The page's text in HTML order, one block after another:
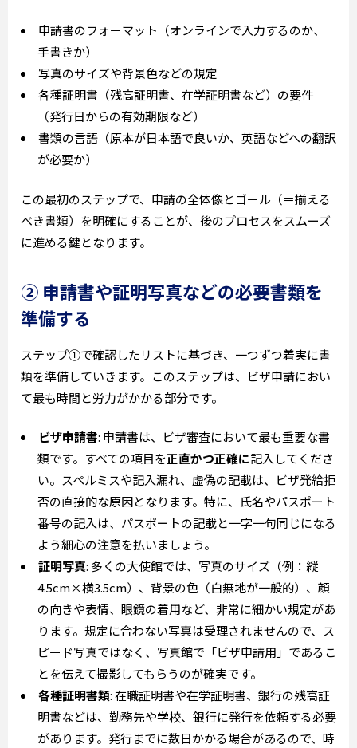
申請書のフォーマット（オンラインで入力するのか、
手書きか）
写真のサイズや背景色などの規定
各種証明書（残高証明書、在学証明書など）の要件
（発行日からの有効期限など）
書類の言語（原本が日本語で良いか、英語などへの翻訳
が必要か）
この最初のステップで、申請の全体像とゴール（＝揃える
べき書類）を明確にすることが、後のプロセスをスムーズ
に進める鍵となります。
② 申請書や証明写真などの必要書類を
準備する
ステップ①で確認したリストに基づき、一つずつ着実に書
類を準備していきます。このステップは、ビザ申請におい
て最も時間と労力がかかる部分です。
ビザ申請書: 申請書は、ビザ審査において最も重要な書
類です。すべての項目を正直かつ正確に記入してくださ
い。スペルミスや記入漏れ、虚偽の記載は、ビザ発給拒
否の直接的な原因となります。特に、氏名やパスポート
番号の記入は、パスポートの記載と一字一句同じになる
よう細心の注意を払いましょう。
証明写真: 多くの大使館では、写真のサイズ（例：縦
4.5cm×横3.5cm）、背景の色（白無地が一般的）、顔
の向きや表情、眼鏡の着用など、非常に細かい規定があ
ります。規定に合わない写真は受理されませんので、ス
ピード写真ではなく、写真館で「ビザ申請用」であるこ
とを伝えて撮影してもらうのが確実です。
各種証明書類: 在職証明書や在学証明書、銀行の残高証
明書などは、勤務先や学校、銀行に発行を依頼する必要
があります。発行までに数日かかる場合があるので、時